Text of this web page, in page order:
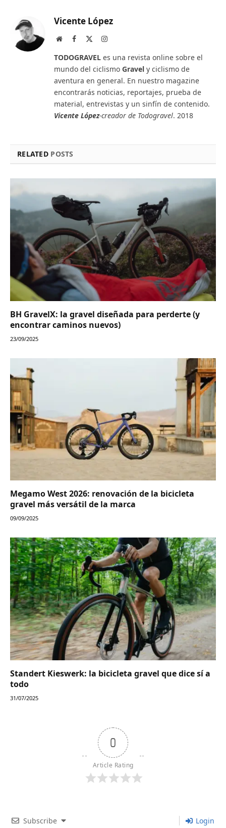
Vicente López
WebsiteFacebook Instagram
TODOGRAVEL es una revista online sobre el
mundo del ciclismo Gravel y ciclismo de
aventura en general. En nuestro magazine
encontrarás noticias, reportajes, prueba de
material, entrevistas y un sinfín de contenido.
Vicente López-creador de Todogravel. 2018
RELATED POSTS
BH GravelX: la gravel diseñada para perderte (y
encontrar caminos nuevos)
23/09/2025
Megamo West 2026: renovación de la bicicleta
gravel más versátil de la marca
09/09/2025
Standert Kieswerk: la bicicleta gravel que dice sí a
todo
31/07/2025
0
Article Rating
Subscribe Login